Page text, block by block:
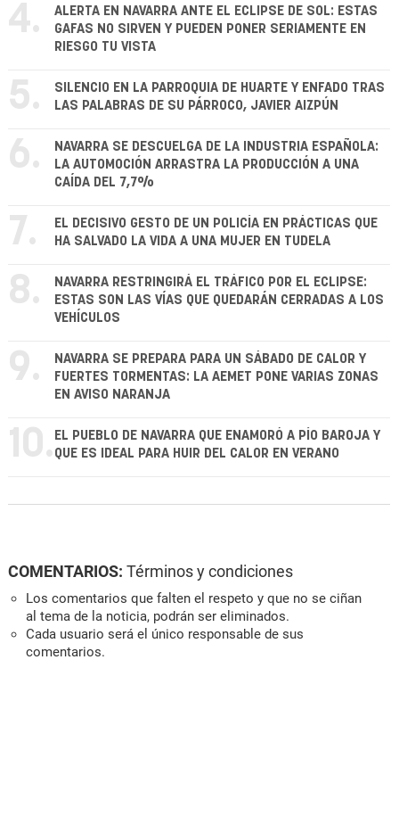
4.
ALERTA EN NAVARRA ANTE EL ECLIPSE DE SOL: ESTAS
GAFAS NO SIRVEN Y PUEDEN PONER SERIAMENTE EN
RIESGO TU VISTA
5.
SILENCIO EN LA PARROQUIA DE HUARTE Y ENFADO TRAS
LAS PALABRAS DE SU PÁRROCO, JAVIER AIZPÚN
6.
NAVARRA SE DESCUELGA DE LA INDUSTRIA ESPAÑOLA:
LA AUTOMOCIÓN ARRASTRA LA PRODUCCIÓN A UNA
CAÍDA DEL 7,7%
7.
EL DECISIVO GESTO DE UN POLICÍA EN PRÁCTICAS QUE
HA SALVADO LA VIDA A UNA MUJER EN TUDELA
8.
NAVARRA RESTRINGIRÁ EL TRÁFICO POR EL ECLIPSE:
ESTAS SON LAS VÍAS QUE QUEDARÁN CERRADAS A LOS
VEHÍCULOS
9.
NAVARRA SE PREPARA PARA UN SÁBADO DE CALOR Y
FUERTES TORMENTAS: LA AEMET PONE VARIAS ZONAS
EN AVISO NARANJA
10. EL PUEBLO DE NAVARRA QUE ENAMORÓ A PÍO BAROJA Y
QUE ES IDEAL PARA HUIR DEL CALOR EN VERANO
COMENTARIOS: Términos y condiciones
Los comentarios que falten el respeto y que no se ciñan
al tema de la noticia, podrán ser eliminados.
Cada usuario será el único responsable de sus
comentarios.